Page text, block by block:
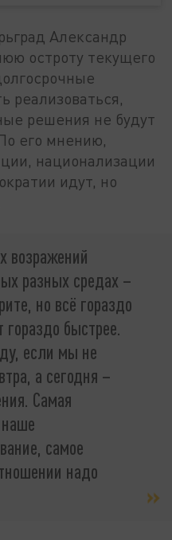
Александр
остроту текущего
реализоваться,
решения не будут
его мнению,
национализации
идут, но
возражений
разных средах –
но всё гораздо
быстрее.
если мы не
а сегодня –
Самая
самое
надо